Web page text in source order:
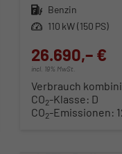
Kraftstoff Benzin
Leistung 110 kW (150 PS)
26.690,– €
incl. 19% MwSt.
Verbrauch
CO2-Klasse: D
CO2-Emissionen: